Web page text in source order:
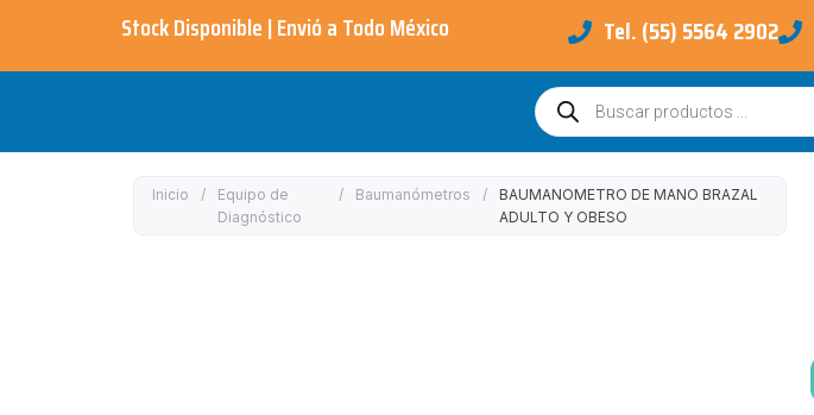
Stock Disponible | Envió a Todo México​ Tel. (55) 5564 2902
Búsqueda
de
productos
Inicio /
Equipo de
Diagnóstico
/ Baumanómetros /
BAUMANOMETRO DE MANO BRAZAL
ADULTO Y OBESO